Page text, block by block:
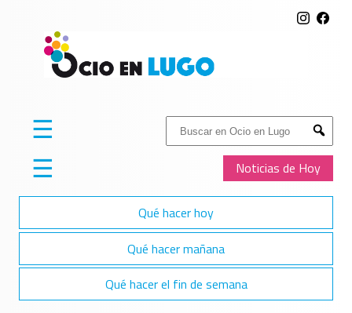
Buscar:
Submit
Noticias de Hoy
☰
☰
Qué hacer hoy
Qué hacer mañana
Qué hacer el fin de semana